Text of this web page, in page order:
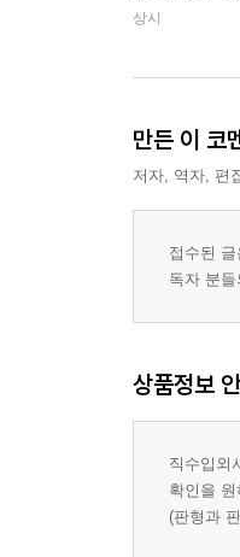
상시
만든 이 코
저자, 역자, 편
접수된
독자 분
상품정보
직수입외
확인을
(판형과